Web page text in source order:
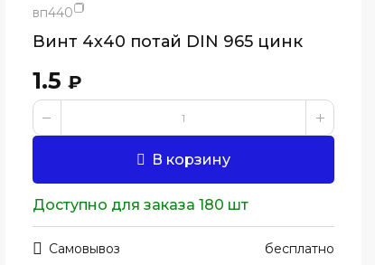
вп440
Винт 4х40 потай DIN 965 цинк
1.5 ₽
В корзину
Доступно для заказа 180 шт
Самовывоз
бесплатно